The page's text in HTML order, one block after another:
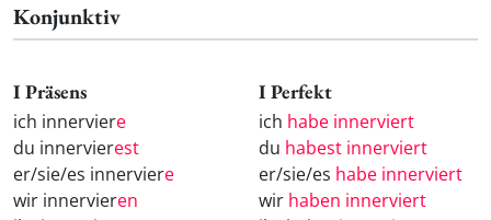
Konjunktiv
I Präsens
ich innerviere
du innervierest
er/sie/es innerviere
wir innervieren
I Perfekt
ich habe innerviert
du habest innerviert
er/sie/es habe innerviert
wir haben innerviert